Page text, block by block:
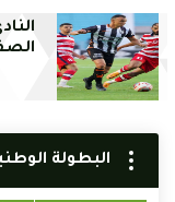
البطولة